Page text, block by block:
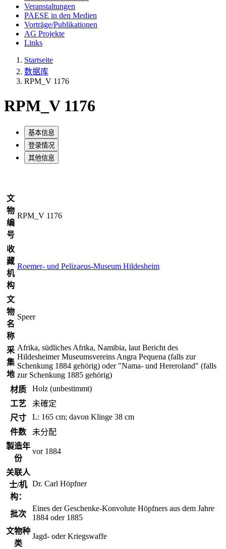
Veranstaltungen
PAESE in den Medien
Vorträge/Publikationen
AG Projekte
Links
Startseite
数据库
RPM_V 1176
RPM_V 1176
基本信息
登录情况
其他信息
文
物
编
号
RPM_V 1176
收
藏
机
构
Roemer- und Pelizaeus-Museum Hildesheim
文
物
名
称
Speer
采
集
地
Afrika, südliches Afrika, Namibia, laut Bericht des
Hildesheimer Museumsvereins Angra Pequena (falls zur
Schenkung 1884 gehörig) oder "Nama- und Hereroland" (falls
zur Schenkung 1885 gehörig)
材质
Holz (unbestimmt)
工艺
未確定
尺寸
L: 165 cm; davon Klinge 38 cm
件数
未分配
製造年
份
vor 1884
关联人
士/机
构：
Dr. Carl Höpfner
批次
Eines der Geschenke-Konvolute Höpfners aus dem Jahre
1884 oder 1885
文物种
类
Jagd- oder Kriegswaffe